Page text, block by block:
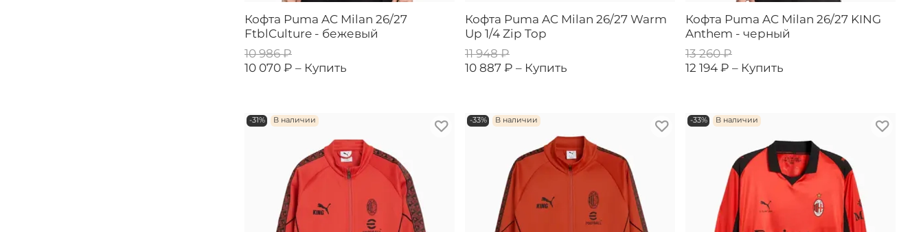
Кофта Puma AC Milan 26/27
FtblCulture - бежевый
10 986 ₽
10 070 ₽ – Купить
Кофта Puma AC Milan 26/27 Warm
Up 1/4 Zip Top
11 948 ₽
10 887 ₽ – Купить
Кофта Puma AC Milan 26/27 KING
Anthem - черный
13 260 ₽
12 194 ₽ – Купить
-31% В наличии -33% В наличии -33% В наличии